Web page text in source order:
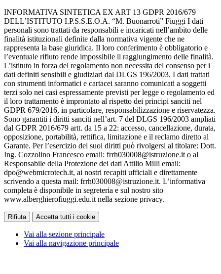
INFORMATIVA SINTETICA EX ART 13 GDPR 2016/679
DELL’ISTITUTO I.P.S.S.E.O.A. “M. Buonarroti” Fiuggi I dati
personali sono trattati da responsabili e incaricati nell’ambito delle
finalità istituzionali definite dalla normativa vigente che ne
rappresenta la base giuridica. Il loro conferimento è obbligatorio e
l’eventuale rifiuto rende impossibile il raggiungimento delle finalità.
L’istituto in forza del regolamento non necessita del consenso per i
dati definiti sensibili e giudiziari dal DLGS 196/2003. I dati trattati
con strumenti informatici e cartacei saranno comunicati a soggetti
terzi solo nei casi espressamente previsti per legge o regolamento ed
il loro trattamento è improntato al rispetto dei principi sanciti nel
GDPR 679/2016, in particolare, responsabilizzazione e riservatezza.
Sono garantiti i diritti sanciti nell’art. 7 del DLGS 196/2003 ampliati
dal GDPR 2016/679 artt. da 15 a 22: accesso, cancellazione, durata,
opposizione, portabilità, rettifica, limitazione e il reclamo diretto al
Garante. Per l’esercizio dei suoi diritti può rivolgersi al titolare: Dott.
Ing. Cozzolino Francesco email: frrh030008@istruzione.it o al
Responsabile della Protezione dei dati Attilio Milli email:
dpo@webmicrotech.it, ai nostri recapiti ufficiali e direttamente
scrivendo a questa mail: frrh030008@istruzione.it. L’informativa
completa è disponibile in segreteria e sul nostro sito
www.alberghierofiuggi.edu.it nella sezione privacy.
Rifiuta Accetta tutti i cookie
Vai alla sezione principale
Vai alla navigazione principale